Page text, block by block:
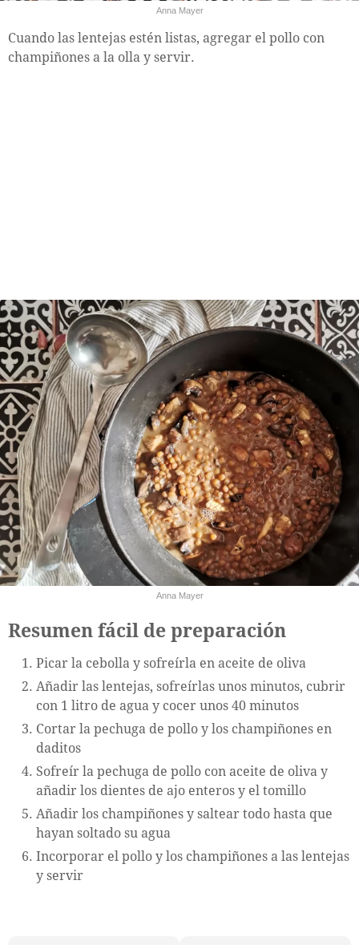
Anna Mayer
Cuando las lentejas estén listas, agregar el pollo con
champiñones a la olla y servir.
Anna Mayer
Resumen fácil de preparación
Picar la cebolla y sofreírla en aceite de oliva
Añadir las lentejas, sofreírlas unos minutos, cubrir
con 1 litro de agua y cocer unos 40 minutos
Cortar la pechuga de pollo y los champiñones en
daditos
Sofreír la pechuga de pollo con aceite de oliva y
añadir los dientes de ajo enteros y el tomillo
Añadir los champiñones y saltear todo hasta que
hayan soltado su agua
Incorporar el pollo y los champiñones a las lentejas
y servir